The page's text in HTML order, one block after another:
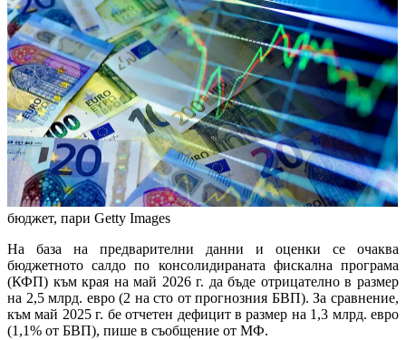
бюджет, пари Getty Images
На база на предварителни данни и оценки се очаква
бюджетното салдо по консолидираната фискална програма
(КФП) към края на май 2026 г. да бъде отрицателно в размер
на 2,5 млрд. евро (2 на сто от прогнозния БВП). За сравнение,
към май 2025 г. бе отчетен дефицит в размер на 1,3 млрд. евро
(1,1% от БВП), пише в съобщение от МФ.